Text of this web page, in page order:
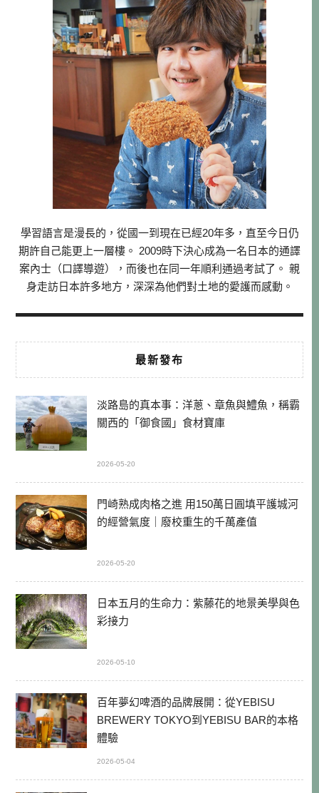
學習語言是漫長的，從國一到現在已經20年多，直至今日仍
期許自己能更上一層樓。 2009時下決心成為一名日本的通譯
案內士（口譯導遊），而後也在同一年順利通過考試了。 親
身走訪日本許多地方，深深為他們對土地的愛護而感動。
最新發布
淡路島的真本事：洋蔥、章魚與鱧魚，稱霸
關西的「御食國」食材寶庫
2026-05-20
門崎熟成肉格之進 用150萬日圓填平護城河
的經營氣度｜廢校重生的千萬產值
2026-05-20
日本五月的生命力：紫藤花的地景美學與色
彩接力
2026-05-10
百年夢幻啤酒的品牌展開：從YEBISU
BREWERY TOKYO到YEBISU BAR的本格
體驗
2026-05-04